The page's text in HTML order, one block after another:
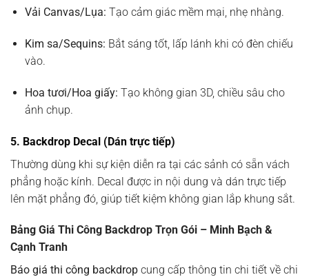
Vải Canvas/Lụa: Tạo cảm giác mềm mại, nhẹ nhàng.
Kim sa/Sequins: Bắt sáng tốt, lấp lánh khi có đèn chiếu
vào.
Hoa tươi/Hoa giấy: Tạo không gian 3D, chiều sâu cho
ảnh chụp.
5. Backdrop Decal (Dán trực tiếp)
Thường dùng khi sự kiện diễn ra tại các sảnh có sẵn vách
phẳng hoặc kính. Decal được in nội dung và dán trực tiếp
lên mặt phẳng đó, giúp tiết kiệm không gian lắp khung sắt.
Bảng Giá Thi Công Backdrop Trọn Gói – Minh Bạch &
Cạnh Tranh
Báo giá thi công backdrop cung cấp thông tin chi tiết về chi